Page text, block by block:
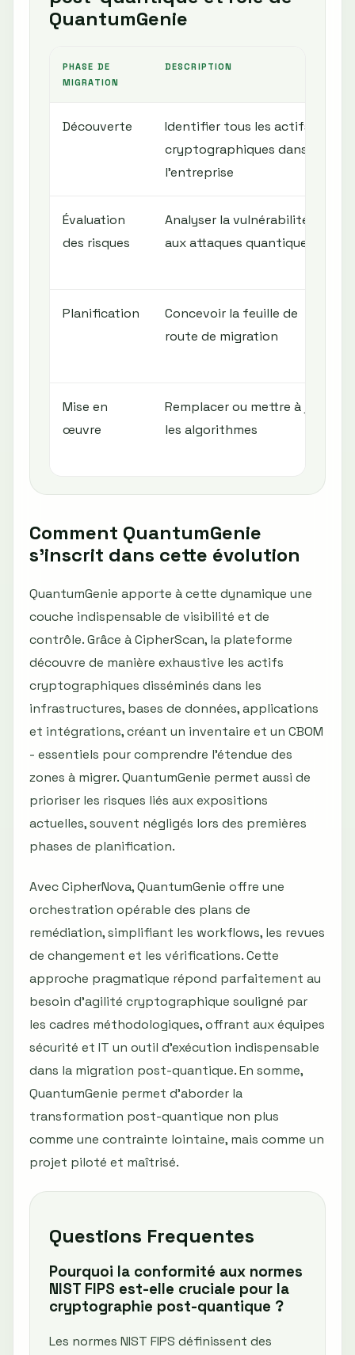
QuantumGenie
PHASE DE
MIGRATION
DESCRIPTION
Découverte
Identifier tous les actifs
cryptographiques dans
l’entreprise
Évaluation
des risques
Analyser la vulnérabilité
aux attaques quantiques
Planification
Concevoir la feuille de
route de migration
Mise en
œuvre
Remplacer ou mettre à jour
les algorithmes
Comment QuantumGenie
s’inscrit dans cette évolution
QuantumGenie apporte à cette dynamique une
couche indispensable de visibilité et de
contrôle. Grâce à CipherScan, la plateforme
découvre de manière exhaustive les actifs
cryptographiques disséminés dans les
infrastructures, bases de données, applications
et intégrations, créant un inventaire et un CBOM
- essentiels pour comprendre l’étendue des
zones à migrer. QuantumGenie permet aussi de
prioriser les risques liés aux expositions
actuelles, souvent négligés lors des premières
phases de planification.
Avec CipherNova, QuantumGenie offre une
orchestration opérable des plans de
remédiation, simplifiant les workflows, les revues
de changement et les vérifications. Cette
approche pragmatique répond parfaitement au
besoin d’agilité cryptographique souligné par
les cadres méthodologiques, offrant aux équipes
sécurité et IT un outil d’exécution indispensable
dans la migration post-quantique. En somme,
QuantumGenie permet d’aborder la
transformation post-quantique non plus
comme une contrainte lointaine, mais comme un
projet piloté et maîtrisé.
Questions Frequentes
Pourquoi la conformité aux normes
NIST FIPS est-elle cruciale pour la
cryptographie post-quantique ?
Les normes NIST FIPS définissent des